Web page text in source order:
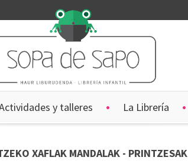
y talleres La Librería
XAFLAK MANDALAK - PRINTZESAK